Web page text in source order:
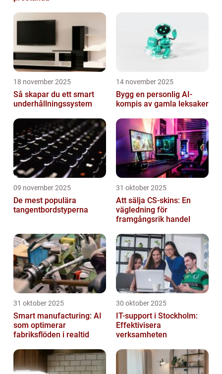
18 november 2025
Så skapar du ett smart
underhållningssystem
14 november 2025
Bygg en personlig AI-
kompis av gamla leksaker
09 november 2025
De mest populära
tangentbordstyperna
31 oktober 2025
Att sälja CS-skins: En
vägledning för
framgångsrik handel
31 oktober 2025
Smart manufacturing: AI
som optimerar
fabriksflöden i realtid
30 oktober 2025
IT-support i Stockholm:
Effektivisera
verksamheten